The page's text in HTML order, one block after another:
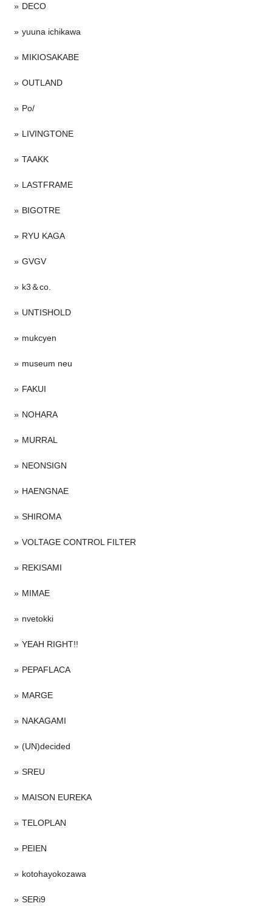
DECO
yuuna ichikawa
MIKIOSAKABE
OUTLAND
Po/
LIVINGTONE
TAAKK
LASTFRAME
BIGOTRE
RYU KAGA
GVGV
k3＆co.
UNTISHOLD
mukcyen
museum neu
FAKUI
NOHARA
MURRAL
NEONSIGN
HAENGNAE
SHIROMA
VOLTAGE CONTROL FILTER
REKISAMI
MIMAE
nvetokki
YEAH RIGHT!!
PEPAFLACA
MARGE
NAKAGAMI
(UN)decided
SREU
MAISON EUREKA
TELOPLAN
PEIEN
kotohayokozawa
SERi9